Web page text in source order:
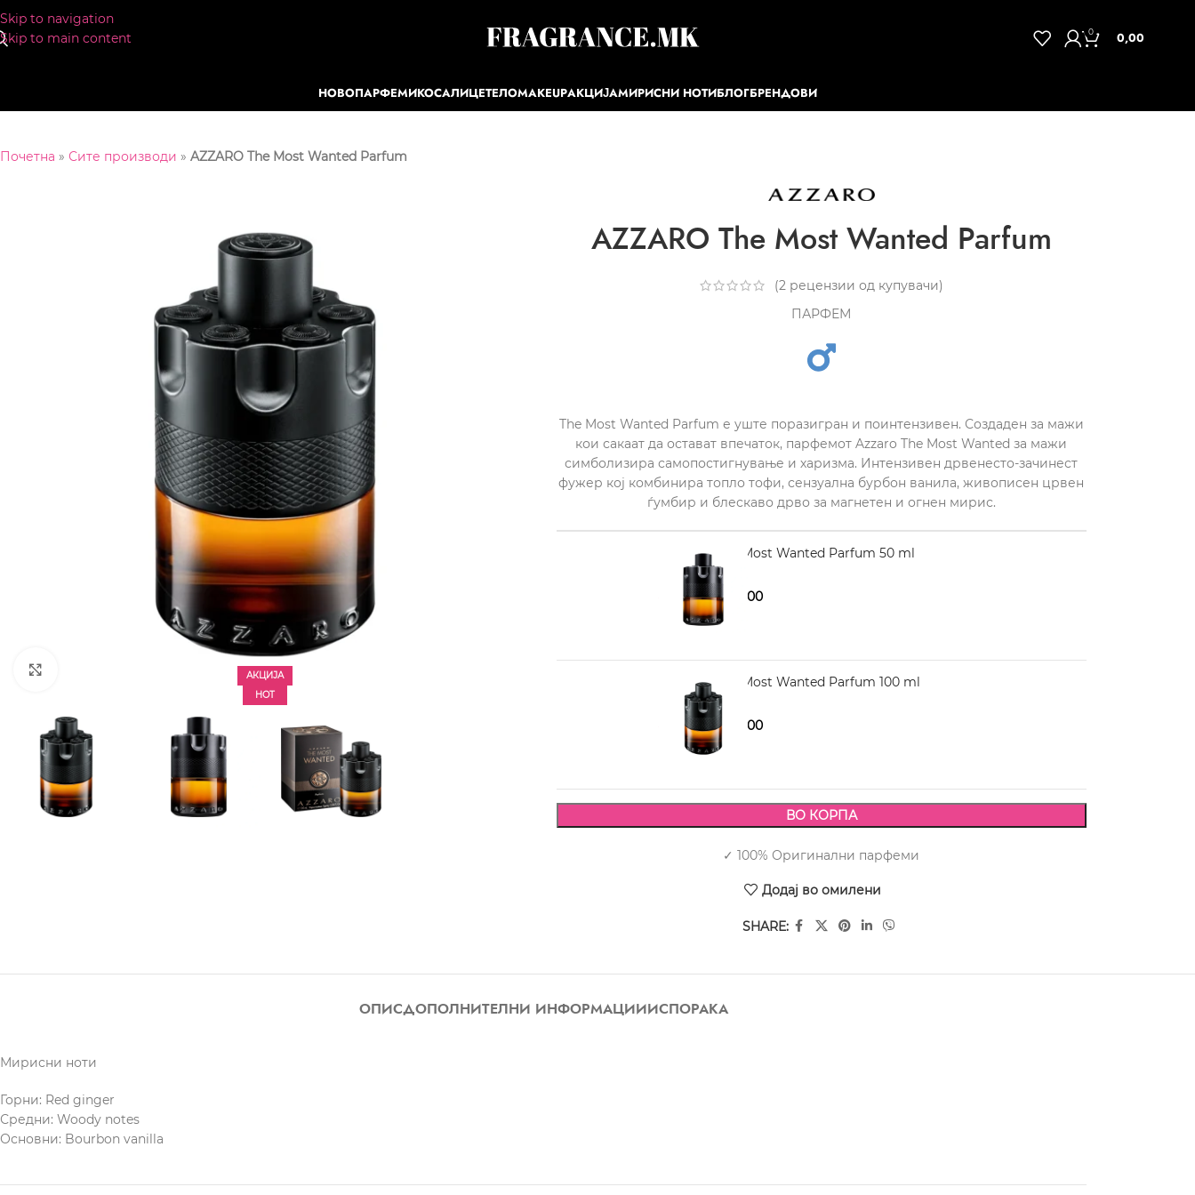
Skip to navigation
Skip to main content
0 0,00
НОВОПАРФЕМИКОСАЛИЦЕТЕЛОMAKEUPАКЦИЈАМИРИСНИ НОТИБЛОГБРЕНДОВИ
Почетна » Сите производи » AZZARO The Most Wanted Parfum
АКЦИЈА
HOT
AZZARO The Most Wanted Parfum
(2рецензии од купувачи)
ПАРФЕМ
The Most Wanted Parfum е уште поразигран и поинтензивен. Создаден за мажи
кои сакаат да остават впечаток, парфемот Azzaro The Most Wanted за мажи
симболизира самопостигнување и харизма. Интензивен дрвенесто-зачинест
фужер кој комбинира топло тофи, сензуална бурбон ванила, живописен црвен
ѓумбир и блескаво дрво за магнетен и огнен мирис.
AZZARO The Most Wanted Parfum 50 ml
4.520,003.790,00
AZZARO The Most Wanted Parfum 100 ml
6.380,005.470,00
ВО КОРПА
✓ 100% Оригинални парфеми
Додај во омилени
SHARE:
ОПИСДОПОЛНИТЕЛНИ ИНФОРМАЦИИИСПОРАКА
Мирисни ноти
Горни: Red ginger
Средни: Woody notes
Основни: Bourbon vanilla